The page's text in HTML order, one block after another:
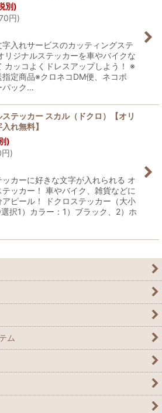
別)
円)
字入れサービスのカッティングステ
リジナルステッカーを車やバイクな
カッコよくドレスアップしよう！ ※
定商品※クロネコDM便、ネコポ
パック…
テッカー スカル（ドクロ）【オリ
れ無料】
)
円)
ッカーに好きな文字が入れられる オ
テッカー！ 車やバイク、雑貨などに
アピール！ ドクロステッカー（大小
択1）カラー：1）ブラック、2）ホ
ム